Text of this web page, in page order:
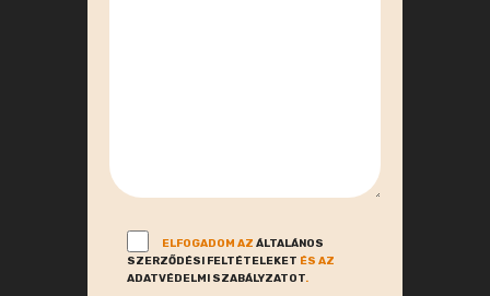
ELFOGADOM AZ ÁLTALÁNOS
SZERZŐDÉSI FELTÉTELEKET ÉS AZ
ADATVÉDELMI SZABÁLYZATOT.